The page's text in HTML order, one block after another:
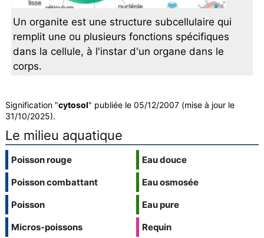
Un organite est une structure subcellulaire qui
remplit une ou plusieurs fonctions spécifiques
dans la cellule, à l'instar d'un organe dans le
corps.
Signification "cytosol" publiée le 05/12/2007 (mise à jour le
31/10/2025).
Le milieu aquatique
Poisson rouge
Poisson combattant
Poisson
Micros-poissons
Eau douce
Eau osmosée
Eau pure
Requin